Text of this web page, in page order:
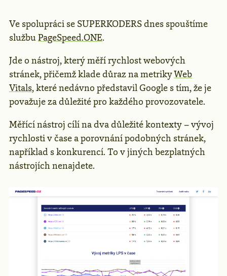
Ve spolupráci se SUPERKODERS dnes spouštíme
službu PageSpeed.ONE.
Jde o nástroj, který měří rychlost webových
stránek, přičemž klade důraz na metrikyWeb
Vitals, které nedávno představil Google s tím, že je
považuje za důležité pro každého provozovatele.
Měřící nástroj cílí na dva důležité kontexty – vývoj
rychlosti v čase a porovnání podobných stránek,
například s konkurencí. To v jiných bezplatných
nástrojích nenajdete.